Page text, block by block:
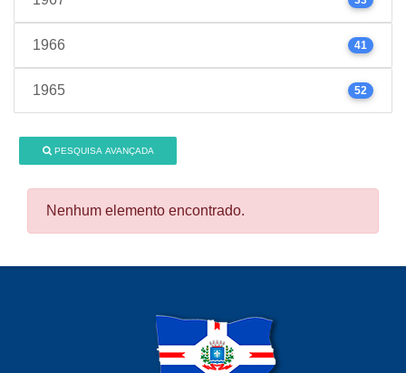
1966 41
1965 52
PESQUISA AVANÇADA
Nenhum elemento encontrado.